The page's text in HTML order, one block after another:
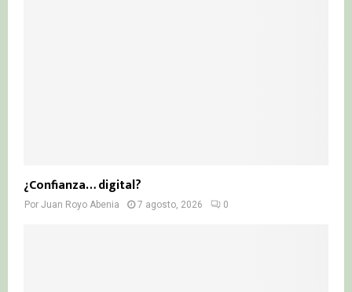
¿Confianza… digital?
Por Juan Royo Abenia 7 agosto, 2026 0